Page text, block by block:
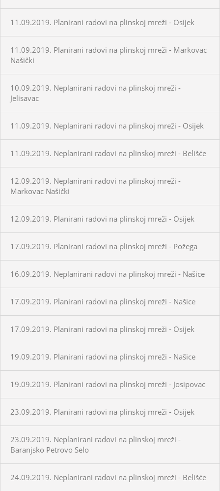
11.09.2019. Planirani radovi na plinskoj mreži - Osijek
11.09.2019. Planirani radovi na plinskoj mreži - Markovac
Našički
10.09.2019. Neplanirani radovi na plinskoj mreži -
Jelisavac
11.09.2019. Neplanirani radovi na plinskoj mreži - Osijek
11.09.2019. Neplanirani radovi na plinskoj mreži - Belišće
12.09.2019. Neplanirani radovi na plinskoj mreži -
Markovac Našički
12.09.2019. Planirani radovi na plinskoj mreži - Osijek
17.09.2019. Planirani radovi na plinskoj mreži - Požega
16.09.2019. Neplanirani radovi na plinskoj mreži - Našice
17.09.2019. Planirani radovi na plinskoj mreži - Našice
17.09.2019. Planirani radovi na plinskoj mreži - Osijek
19.09.2019. Planirani radovi na plinskoj mreži - Našice
19.09.2019. Planirani radovi na plinskoj mreži - Josipovac
23.09.2019. Planirani radovi na plinskoj mreži - Osijek
23.09.2019. Neplanirani radovi na plinskoj mreži -
Baranjsko Petrovo Selo
24.09.2019. Neplanirani radovi na plinskoj mreži - Belišće